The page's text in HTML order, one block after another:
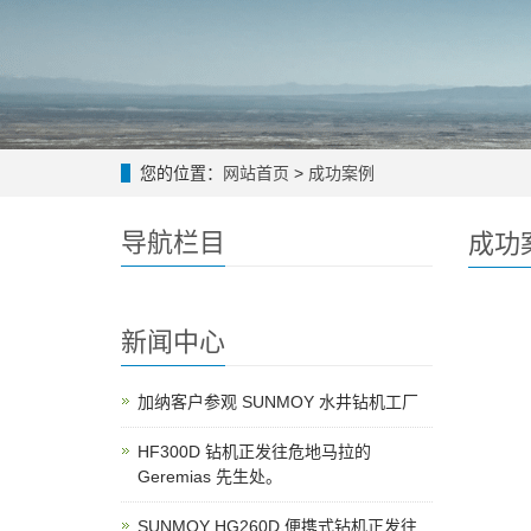
您的位置： 网站首页 > 成功案例
成功
导航栏目
新闻中心
加纳客户参观 SUNMOY 水井钻机工厂
HF300D 钻机正发往危地马拉的
Geremias 先生处。
SUNMOY HG260D 便携式钻机正发往